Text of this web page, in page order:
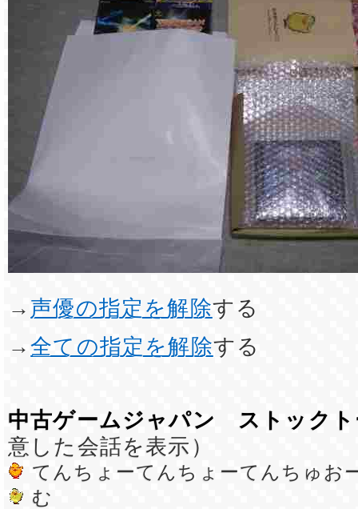
→ 声優の指定を解除する
→全ての指定を解除する
中古ゲームジャパン ストックト
意した会話を表示）
てんちょーてんちょーてんちゅお
む